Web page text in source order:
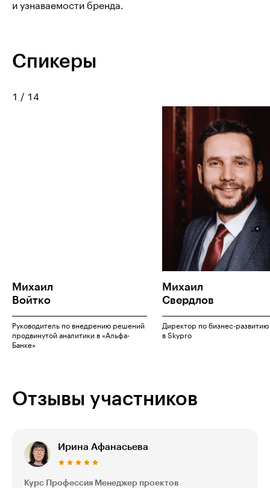
и узнаваемости бренда.
Спикеры
1 / 14
Михаил
Войтко
Руководитель по внедрению решений
продвинутой аналитики в «Альфа-
Банке»
Михаил
Свердлов
Директор по бизнес-развитию
в Skypro
Отзывы участников
Ирина Афанасьева
Курс Профессия Менеджер проектов